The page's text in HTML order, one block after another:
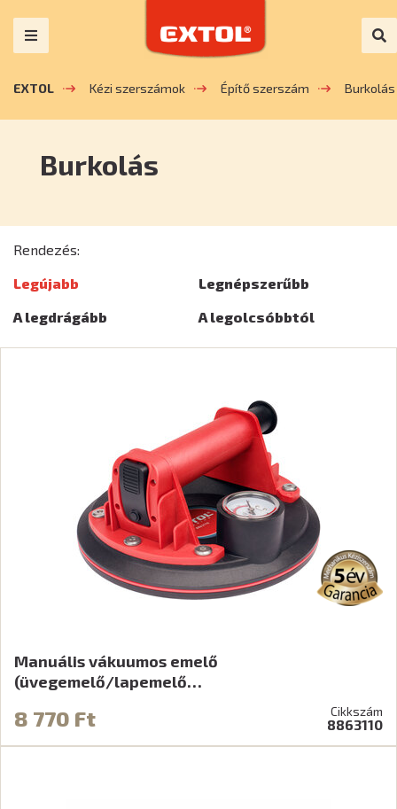
EXTOL Kézi szerszámok Építő szerszám Burkolás
Burkolás
Rendezés:
Legújabb
Legnépszerűbb
A legdrágább
A legolcsóbbtól
Manuális vákuumos emelő
(üvegemelő/lapemelő…
8 770 Ft Cikkszám
8863110